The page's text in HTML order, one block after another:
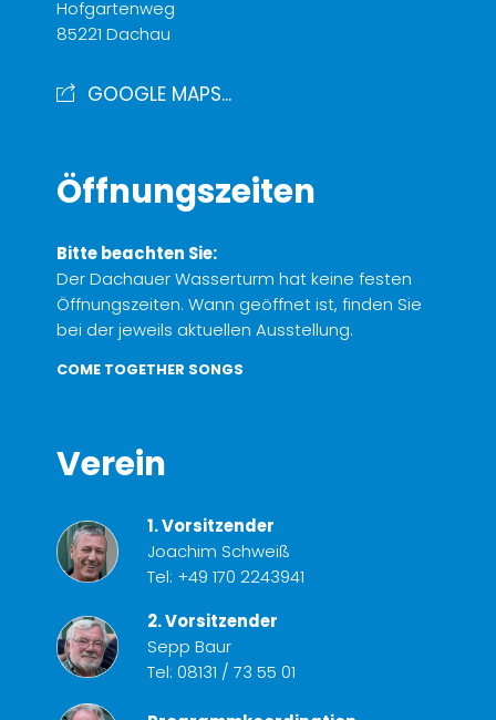
Hofgartenweg
85221 Dachau
GOOGLE MAPS...
Öffnungszeiten
Bitte beachten Sie:
Der Dachauer Wasserturm hat keine festen
Öffnungszeiten. Wann geöffnet ist, finden Sie
bei der jeweils aktuellen Ausstellung.
COME TOGETHER SONGS
Verein
1. Vorsitzender
Joachim Schweiß
Tel: +49 170 2243941
2. Vorsitzender
Sepp Baur
Tel: 08131 / 73 55 01